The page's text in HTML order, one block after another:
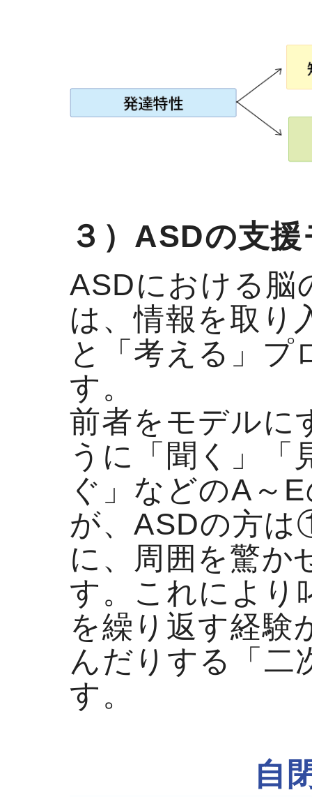
３）ASDの支
ASDにおける脳
は、情報を取り
と「考える」プ
す。
前者をモデルに
うに「聞く」「
ぐ」などのA～
が、ASDの方
に、周囲を驚か
す。これにより
を繰り返す経験
んだりする「二
す。
自